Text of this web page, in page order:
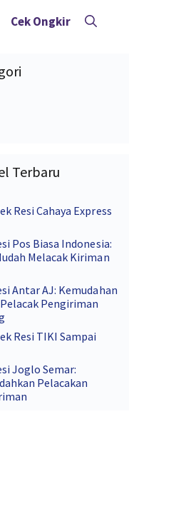
Cek Ongkir
Terbaru
Resi Cahaya Express
Pos Biasa Indonesia:
Melacak Kiriman
Antar AJ: Kemudahan
Pengiriman
Resi TIKI Sampai
Joglo Semar:
Pelacakan